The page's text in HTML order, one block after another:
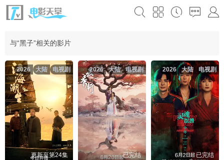
与“黑子”相关的影片
电视剧
大陆
2026
更新至第24集
电视剧
大陆
2026
已完结
电视剧
大陆
2026
已完结